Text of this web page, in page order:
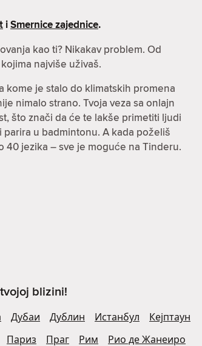
iSmernice zajednice.
kao ti? Nikakav problem. Od
najviše uživaš.
kome je stalo do klimatskih promena
nimalo strano. Tvoja veza sa onlajn
što znači da će te lakše primetiti ljudi
u badmintonu. A kada poželiš
40 jezika – sve je moguće na Tinderu.
blizini!
Дубаи Дублин Истанбул
Кејптаун
Париз Праг Рим
Рио де Жанеиро